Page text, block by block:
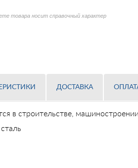
товара носит справочный характер
ДОСТАВКА
в строительстве,
сталь